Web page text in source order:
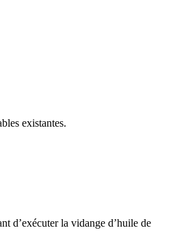
existantes.
d’exécuter la vidange d’huile de